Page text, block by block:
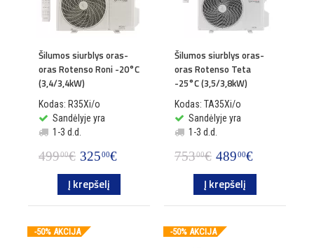
Šilumos siurblys oras-
oras Rotenso Roni -20°C
(3,4/3,4kW)
Kodas: R35Xi/o
Sandėlyje yra
1-3 d.d.
49900€ 32500€
Į krepšelį
Šilumos siurblys oras-
oras Rotenso Teta
-25°C (3,5/3,8kW)
Kodas: TA35Xi/o
Sandėlyje yra
1-3 d.d.
75300€ 48900€
Į krepšelį
-50% AKCIJA -50% AKCIJA